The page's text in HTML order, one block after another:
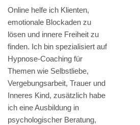
Online helfe ich Klienten,
emotionale Blockaden zu
lösen und innere Freiheit zu
finden. Ich bin spezialisiert auf
Hypnose-Coaching für
Themen wie Selbstliebe,
Vergebungsarbeit, Trauer und
Inneres Kind, zusätzlich habe
ich eine Ausbildung in
psychologischer Beratung,